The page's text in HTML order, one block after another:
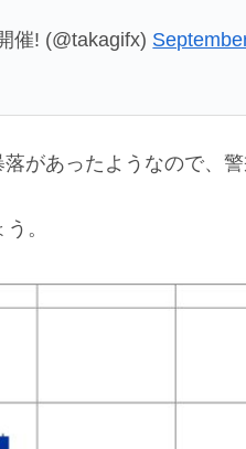
催! (@takagifx)
があったようなので、警
。